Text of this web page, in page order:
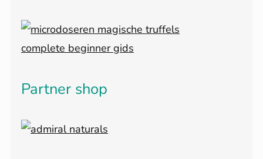
Partner shop